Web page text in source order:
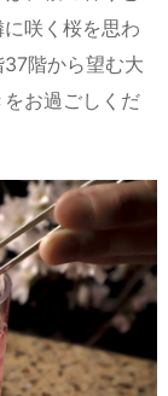
咲く桜を思わ
階から望む大
お過ごしくだ